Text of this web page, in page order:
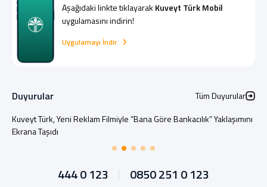
Aşağıdaki linkte tıklayarak Kuveyt Türk Mobil
uygulamasını indirin!
Uygulamayı İndir
Duyurular
Tüm Duyurular
Kuveyt Türk, Yeni Reklam Filmiyle “Bana Göre Bankacılık” Yaklaşımını
Ekrana Taşıdı
444 0 123 0850 251 0 123